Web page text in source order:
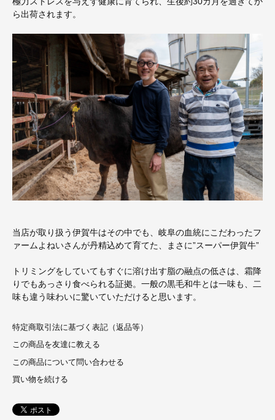
ら出荷されます。
当店が取り扱う伊賀牛はその中でも、岐阜の血統にこだわったフ
ァームよねいさんが丹精込めて育てた、まさに”スーパー伊賀牛”
トリミングをしていてもすぐに溶け出す脂の融点の低さは、霜降
りでもあっさり食べられる証拠。一般の黒毛和牛とは一味も、二
味も違う味わいに驚いていただけると思います。
特定商取引法に基づく表記（返品等）
この商品を友達に教える
この商品について問い合わせる
買い物を続ける